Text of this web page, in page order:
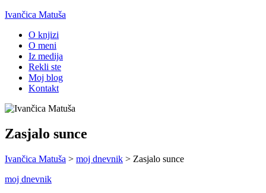
Ivančica Matuša
O knjizi
O meni
Iz medija
Rekli ste
Moj blog
Kontakt
Zasjalo sunce
Ivančica Matuša > moj dnevnik > Zasjalo sunce
moj dnevnik